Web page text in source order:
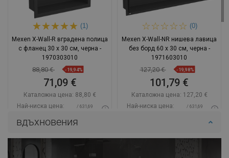
(1)
Mexen X-Wall-R вградена полица
с фланец 30 x 30 см, черна -
1970303010
88,80 € -19,94%
71,09 €
Каталожна цена: 88,80 €
Най-ниска цена:
/ 631,69
Наличност:В наличност
Добави в количката
(0)
Mexen X-Wall-NR нишева лавица
без борд 60 x 30 см, черна -
1971603010
127,20 € -19,98%
101,79 €
Каталожна цена: 127,20 €
Най-ниска цена:
/ 631,69
вдъхновения